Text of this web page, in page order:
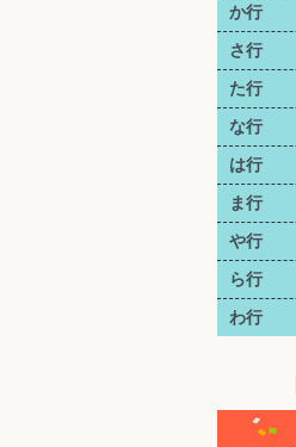
か行
さ行
た行
な行
は行
ま行
や行
ら行
わ行